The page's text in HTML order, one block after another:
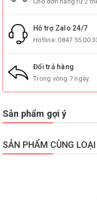
Hỗ trợ Zalo 24/7
Hotline:0847 55 00
Đổi trả hàng
Trong vòng 7 ngày.
Sản phẩm gợi ý
SẢN PHẨM CÙNG LOẠI